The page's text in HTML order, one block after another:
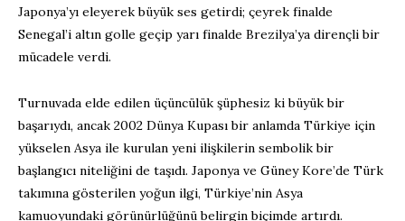
Japonya’yı eleyerek büyük ses getirdi; çeyrek finalde
Senegal’i altın golle geçip yarı finalde Brezilya’ya dirençli bir
mücadele verdi.
Turnuvada elde edilen üçüncülük şüphesiz ki büyük bir
başarıydı, ancak 2002 Dünya Kupası bir anlamda Türkiye için
yükselen Asya ile kurulan yeni ilişkilerin sembolik bir
başlangıcı niteliğini de taşıdı. Japonya ve Güney Kore’de Türk
takımına gösterilen yoğun ilgi, Türkiye’nin Asya
kamuoyundaki görünürlüğünü belirgin biçimde artırdı.